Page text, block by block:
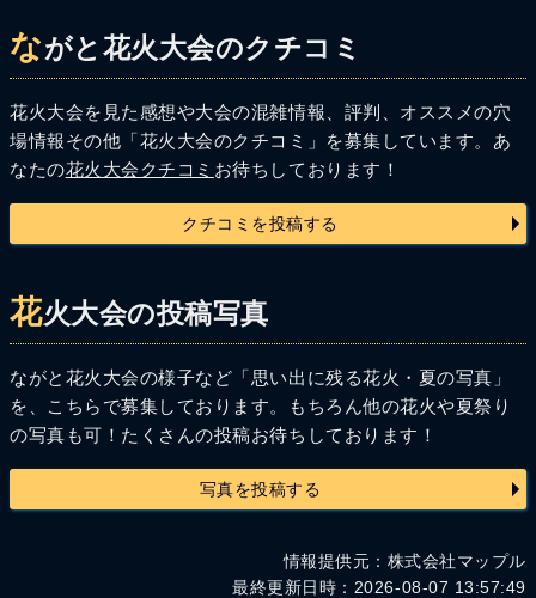
ながと花火大会のクチコミ
花火大会を見た感想や大会の混雑情報、評判、オススメの穴
場情報その他「花火大会のクチコミ」を募集しています。あ
なたの花火大会クチコミ お待ちしております！
クチコミを投稿する
花火大会の投稿写真
ながと花火大会の様子など「思い出に残る花火・夏の写真」
を、こちらで募集しております。もちろん他の花火や夏祭り
の写真も可！たくさんの投稿お待ちしております！
写真を投稿する
情報提供元：株式会社マップル
最終更新日時：2026-08-07 13:57:49